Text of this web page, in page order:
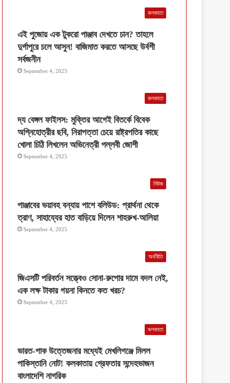
কলকাতা
এই পুজোয় এক টুকরো পাঞ্জাব দেখতে চান? তাহলে
দুর্গাপুরে চলে আসুন! বাজিমাত করতে আসছে উর্বশী
সর্বজনীন
September 4, 2025
কলকাতা
দ্য বেঙ্গল ফাইলস: মুক্তির আগেই বিতর্কে বিবেক
অগ্নিহোত্রীর ছবি, নিরাপত্তা চেয়ে রাষ্ট্রপতির কাছে
খোলা চিঠি লিখলেন অভিনেত্রী পল্লবী জোশী
September 4, 2025
নিউজ
পাঞ্জাবের ভয়াবহ বন্যায় পাশে বলিউড: প্রার্থনা থেকে
ত্রাণ, সাহায্যের হাত বাড়িয়ে দিলেন শাহরুখ-আলিয়া
September 4, 2025
অর্থনীতি
জিএসটি পরিবর্তন সত্ত্বেও সোনা-রুপোর দামে বদল নেই,
এক লক্ষ টাকার গয়না কিনতে কত খরচ?
September 4, 2025
কলকাতা
ভারত-পাক উত্তেজনার মধ্যেই মেখলিগঞ্জে মিলল
পাকিস্তানি নোট! কলকাতায় গ্রেফতার সন্দেহভাজন
বাংলাদেশি নাগরিক